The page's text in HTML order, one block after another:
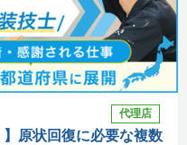
代理店
】原状回復に必要な複数